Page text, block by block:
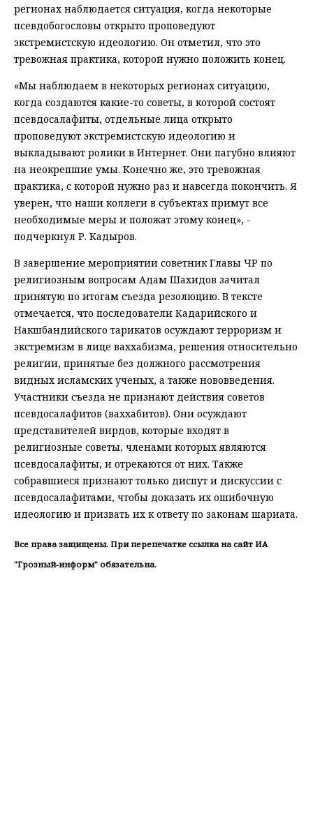
регионах наблюдается ситуация, когда некоторые
псевдобогословы открыто проповедуют
экстремистскую идеологию. Он отметил, что это
тревожная практика, которой нужно положить конец.
«Мы наблюдаем в некоторых регионах ситуацию,
когда создаются какие-то советы, в которой состоят
псевдосалафиты, отдельные лица открыто
проповедуют экстремистскую идеологию и
выкладывают ролики в Интернет. Они пагубно влияют
на неокрепшие умы. Конечно же, это тревожная
практика, с которой нужно раз и навсегда покончить. Я
уверен, что наши коллеги в субъектах примут все
необходимые меры и положат этому конец», -
подчеркнул Р. Кадыров.
В завершение мероприятии советник Главы ЧР по
религиозным вопросам Адам Шахидов зачитал
принятую по итогам съезда резолюцию. В тексте
отмечается, что последователи Кадарийского и
Накшбандийского тарикатов осуждают терроризм и
экстремизм в лице ваххабизма, решения относительно
религии, принятые без должного рассмотрения
видных исламских ученых, а также нововведения.
Участники съезда не признают действия советов
псевдосалафитов (ваххабитов). Они осуждают
представителей вирдов, которые входят в
религиозные советы, членами которых являются
псевдосалафиты, и отрекаются от них. Также
собравшиеся признают только диспут и дискуссии с
псевдосалафитами, чтобы доказать их ошибочную
идеологию и призвать их к ответу по законам шариата.
Все права защищены. При перепечатке ссылка на сайт ИА
"Грозный-информ" обязательна.